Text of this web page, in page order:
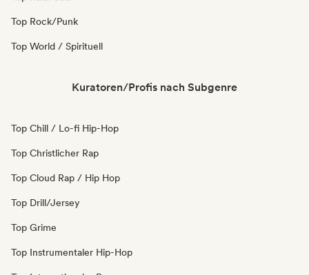
Top Rock/Punk
Top World / Spirituell
Kuratoren/Profis nach Subgenre
Top Chill / Lo-fi Hip-Hop
Top Christlicher Rap
Top Cloud Rap / Hip Hop
Top Drill/Jersey
Top Grime
Top Instrumentaler Hip-Hop